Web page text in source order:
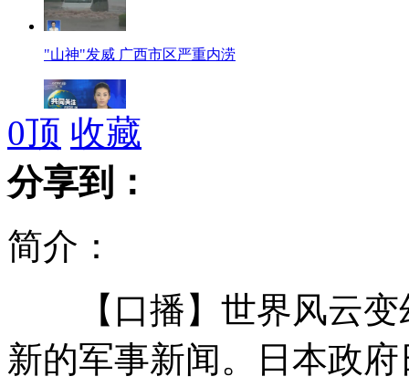
"山神"发威 广西市区严重内涝
国家防总:"山神"来袭 加强防御
"山神"袭广西带来强降雨或31号结束
飓风"桑迪"掠过海地 51人丧生
0顶 收藏
分享到：
简介：
【口播】世界风云变
新的军事新闻。日本政